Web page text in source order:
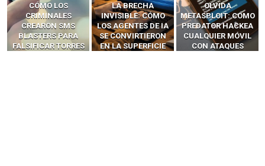
LA BRECHA
INVISIBLE: CÓMO
LOS AGENTES DE IA
SE CONVIRTIERON
EN LA SUPERFICIE
OLVIDA
METASPLOIT: CÓMO
PREDATOR HACKEA
CUALQUIER MÓVIL
CON ATAQUES
CÓMO LOS HACKERS
INTERCEPTAN OTPS
Y LLAMADAS
MÓVILES SIN
‘HACKEAR’ — EL